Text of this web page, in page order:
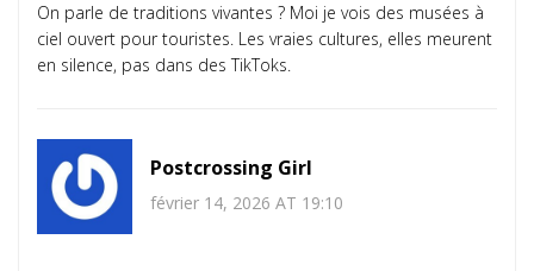
On parle de traditions vivantes ? Moi je vois des musées à
ciel ouvert pour touristes. Les vraies cultures, elles meurent
en silence, pas dans des TikToks.
Postcrossing Girl
février 14, 2026 AT 19:10